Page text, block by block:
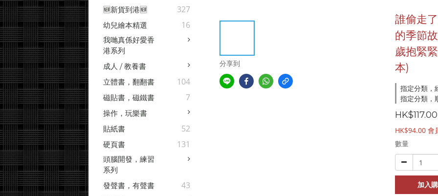
🆕新貨到港🆕
327
幼兒繪本精選 16
我哋真係好愛香
港系列
成人 / 教養書
立體書，翻翻書
104
磁貼書，磁鐵書 7
操作，玩樂書
貼紙書
52
硬頁書 131
頭腦開發，練習
系列
發聲書，有聲書
43
分享到
誰偷走
的季節
歲抱緊
本)
指定分類，
指定分類，
HK$117.00
HK$94.00 會
數量
加入